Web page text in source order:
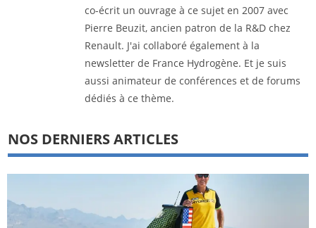
co-écrit un ouvrage à ce sujet en 2007 avec
Pierre Beuzit, ancien patron de la R&D chez
Renault. J'ai collaboré également à la
newsletter de France Hydrogène. Et je suis
aussi animateur de conférences et de forums
dédiés à ce thème.
NOS DERNIERS ARTICLES